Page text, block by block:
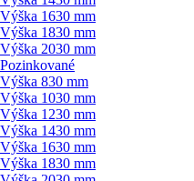
Výška 1630 mm
Výška 1830 mm
Výška 2030 mm
Pozinkované
Výška 830 mm
Výška 1030 mm
Výška 1230 mm
Výška 1430 mm
Výška 1630 mm
Výška 1830 mm